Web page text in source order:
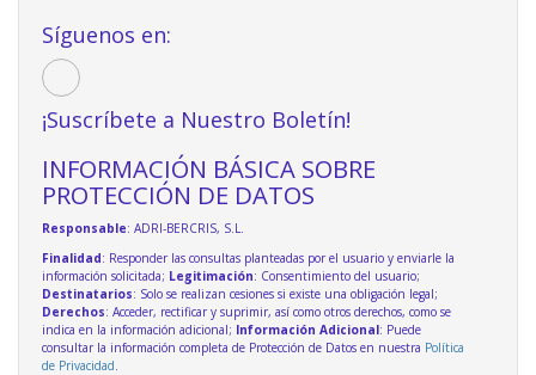
Síguenos en:
¡Suscríbete a Nuestro Boletín!
INFORMACIÓN BÁSICA SOBRE
PROTECCIÓN DE DATOS
Responsable: ADRI-BERCRIS, S.L.
Finalidad: Responder las consultas planteadas por el usuario y enviarle la
información solicitada; Legitimación: Consentimiento del usuario;
Destinatarios: Solo se realizan cesiones si existe una obligación legal;
Derechos: Acceder, rectificar y suprimir, así como otros derechos, como se
indica en la información adicional; Información Adicional: Puede
consultar la información completa de Protección de Datos en nuestra Política
de Privacidad.